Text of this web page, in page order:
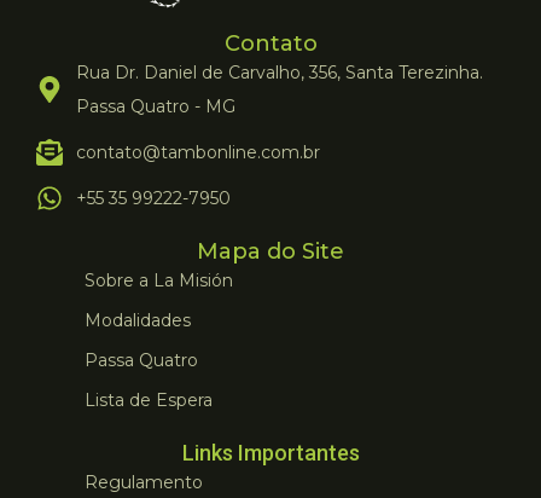
Contato
Rua Dr. Daniel de Carvalho, 356, Santa Terezinha.
Passa Quatro - MG
contato@tambonline.com.br
+55 35 99222-7950
Mapa do Site
Sobre a La Misión
Modalidades
Passa Quatro
Lista de Espera
Links Importantes
Regulamento